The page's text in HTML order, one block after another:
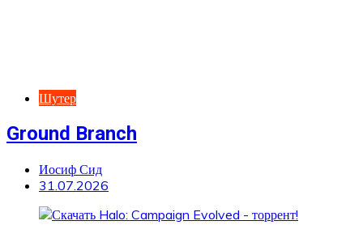
Шутер
Ground Branch
Иосиф Сид
31.07.2026